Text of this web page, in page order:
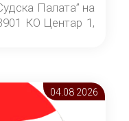
Палата” на
КО Центар 1,
од 3
на
04.08 2026